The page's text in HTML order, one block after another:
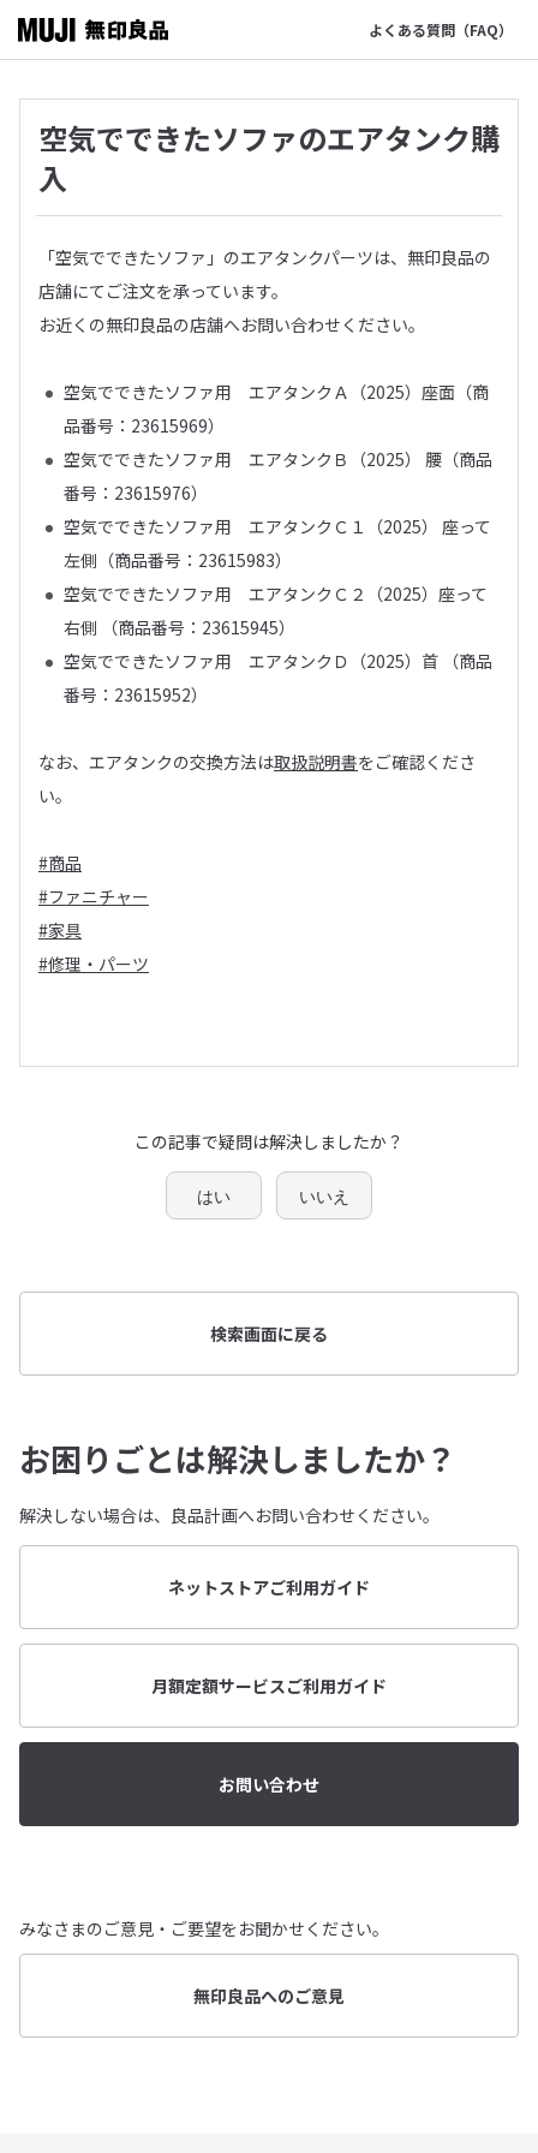
よくある質問（FAQ）
空気でできたソファのエアタンク購
入
「空気でできたソファ」のエアタンクパーツは、無印良品の
店舗にてご注文を承っています。
お近くの無印良品の店舗へお問い合わせください。
空気でできたソファ用 エアタンクＡ（2025）座面（商
品番号：23615969）
空気でできたソファ用 エアタンクＢ（2025） 腰（商品
番号：23615976）
空気でできたソファ用 エアタンクＣ１（2025） 座って
左側（商品番号：23615983）
空気でできたソファ用 エアタンクＣ２（2025）座って
右側 （商品番号：23615945）
空気でできたソファ用 エアタンクＤ（2025）首 （商品
番号：23615952）
なお、エアタンクの交換方法は取扱説明書をご確認くださ
い。
#商品
#ファニチャー
#家具
#修理・パーツ
この記事で疑問は解決しましたか？
はい いいえ
検索画面に戻る
お困りごとは解決しましたか？
解決しない場合は、良品計画へお問い合わせください。
ネットストアご利用ガイド
月額定額サービスご利用ガイド
お問い合わせ
みなさまのご意見・ご要望をお聞かせください。
無印良品へのご意見